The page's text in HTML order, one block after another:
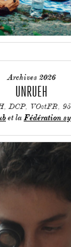
Archives 2026
UNRUEH
DCP, VOstFR,
et laFédération